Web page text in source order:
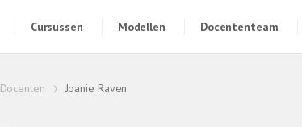
Cursussen Modellen Docententeam
Docenten Joanie Raven